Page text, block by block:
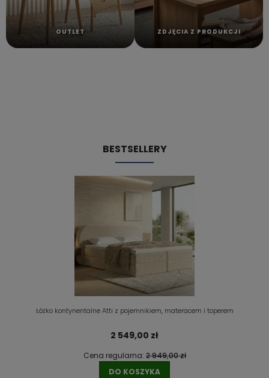
OUTLET ZDJĘCIA Z PRODUKCJI
BESTSELLERY
Łóżko kontynentalne Atti z pojemnikiem, materacem i toperem
2 549,00 zł
Cena regularna: 2 949,00 zł
DO KOSZYKA